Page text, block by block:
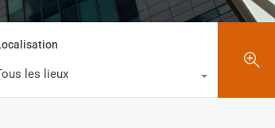
les lieux